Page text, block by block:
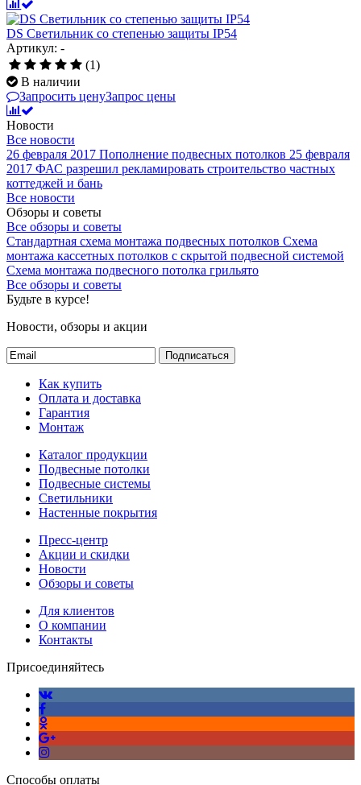
DS Светильник со степенью защиты IP54
Артикул: -
(1)
В наличии
Запросить ценуЗапрос цены
Новости
Все новости
26 февраля 2017 Пополнение подвесных потолков 25 февраля
2017 ФАС разрешил рекламировать строительство частных
коттеджей и бань
Все новости
Обзоры и советы
Все обзоры и советы
Стандартная схема монтажа подвесных потолков Схема
монтажа кассетных потолков с скрытой подвесной системой
Схема монтажа подвесного потолка грильято
Все обзоры и советы
Будьте в курсе!
Новости, обзоры и акции
Подписаться
Как купить
Оплата и доставка
Гарантия
Монтаж
Каталог продукции
Подвесные потолки
Подвесные системы
Светильники
Настенные покрытия
Пресс-центр
Акции и скидки
Новости
Обзоры и советы
Для клиентов
О компании
Контакты
Присоединяйтесь
Способы оплаты